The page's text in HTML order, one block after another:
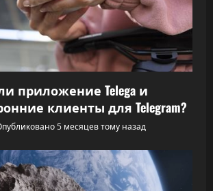
приложение Telega и
клиенты для Telegram?
5 месяцев тому назад